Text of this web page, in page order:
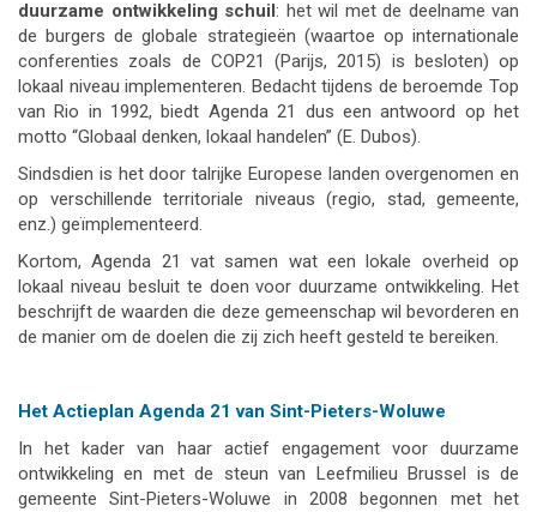
duurzame ontwikkeling schuil: het wil met de deelname van
de burgers de globale strategieën (waartoe op internationale
conferenties zoals de COP21 (Parijs, 2015) is besloten) op
lokaal niveau implementeren. Bedacht tijdens de beroemde Top
van Rio in 1992, biedt Agenda 21 dus een antwoord op het
motto “Globaal denken, lokaal handelen” (E. Dubos).
Sindsdien is het door talrijke Europese landen overgenomen en
op verschillende territoriale niveaus (regio, stad, gemeente,
enz.) geïmplementeerd.
Kortom, Agenda 21 vat samen wat een lokale overheid op
lokaal niveau besluit te doen voor duurzame ontwikkeling. Het
beschrijft de waarden die deze gemeenschap wil bevorderen en
de manier om de doelen die zij zich heeft gesteld te bereiken.
Het Actieplan Agenda 21 van Sint-Pieters-Woluwe
In het kader van haar actief engagement voor duurzame
ontwikkeling en met de steun van Leefmilieu Brussel is de
gemeente Sint-Pieters-Woluwe in 2008 begonnen met het